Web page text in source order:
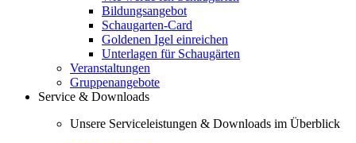
Bildungsangebot
Schaugarten-Card
Goldenen Igel einreichen
Unterlagen für Schaugärten
Veranstaltungen
Gruppenangebote
Service & Downloads
Unsere Serviceleistungen & Downloads im Überblick